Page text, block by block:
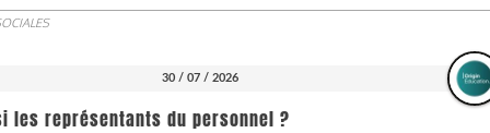
30 / 07 / 2026
les représentants du personnel ?